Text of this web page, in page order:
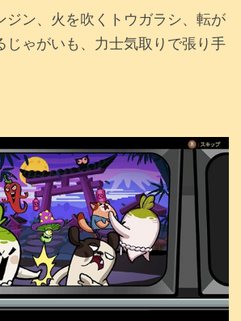
ジン、火を吹くトウガラシ、転が
じゃがいも、力士気取りで張り手